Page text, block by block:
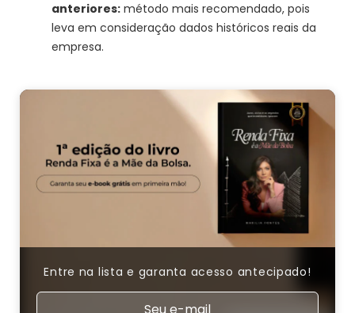
anteriores: método mais recomendado, pois
leva em consideração dados históricos reais da
empresa.
Entre na lista e garanta acesso antecipado!